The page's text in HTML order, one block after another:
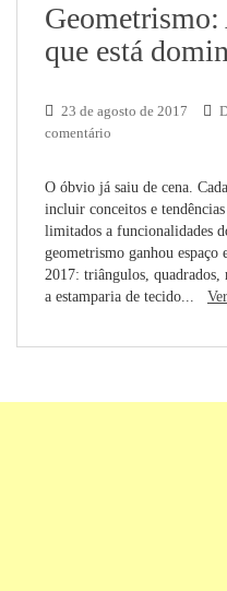
Geometrismo:
que está
23 de agosto de 2017
comentário
O óbvio já saiu de cena.
incluir conceitos e
limitados a funcionalidades
geometrismo ganhou espaço
2017: triângulos, quadrados,
a estamparia de tecido...